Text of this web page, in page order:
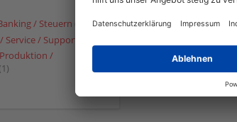
/ Steuern
/ Support
/
(1)